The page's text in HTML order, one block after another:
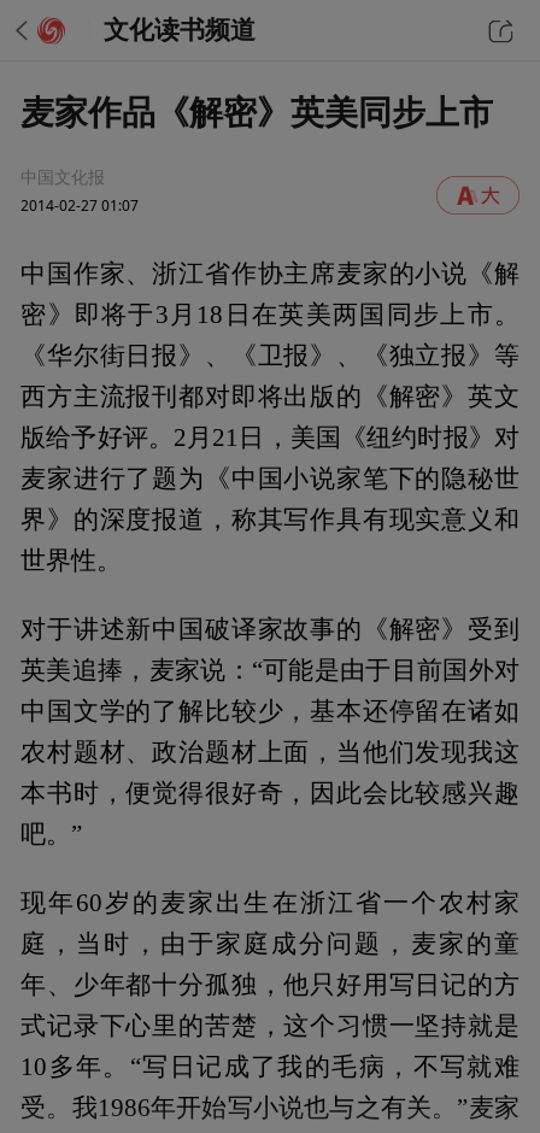
文化读书频道
麦家作品《解密》英美同步上市
中国文化报
2014-02-27 01:07
中国作家、浙江省作协主席麦家的小说《解
密》即将于3月18日在英美两国同步上市。
《华尔街日报》、《卫报》、《独立报》等
西方主流报刊都对即将出版的《解密》英文
版给予好评。2月21日，美国《纽约时报》对
麦家进行了题为《中国小说家笔下的隐秘世
界》的深度报道，称其写作具有现实意义和
世界性。
对于讲述新中国破译家故事的《解密》受到
英美追捧，麦家说：“可能是由于目前国外对
中国文学的了解比较少，基本还停留在诸如
农村题材、政治题材上面，当他们发现我这
本书时，便觉得很好奇，因此会比较感兴趣
吧。”
现年60岁的麦家出生在浙江省一个农村家
庭，当时，由于家庭成分问题，麦家的童
年、少年都十分孤独，他只好用写日记的方
式记录下心里的苦楚，这个习惯一坚持就是
10多年。“写日记成了我的毛病，不写就难
受。我1986年开始写小说也与之有关。”麦家